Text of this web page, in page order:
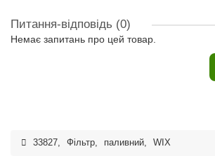
Питання-відповідь (0)
Немає запитань про цей товар.
33827, Фільтр, паливний, WIX